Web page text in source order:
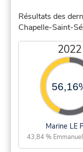
Résultats des
Chapelle-Saint-
2022
Marine LE
43,84 %